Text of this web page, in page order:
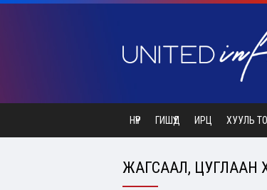
НҮҮР ГИШҮҮД ИРЦ ХУУЛЬ
ЖАГСААЛ, ЦУГЛААН